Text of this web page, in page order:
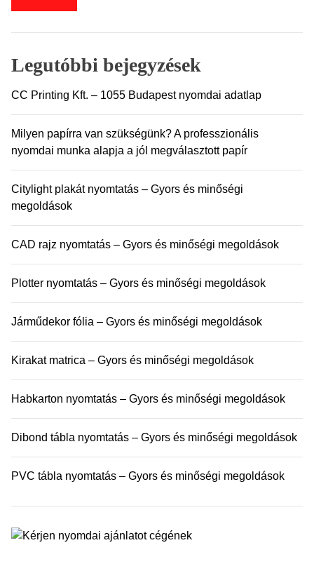
Legutóbbi bejegyzések
CC Printing Kft. – 1055 Budapest nyomdai adatlap
Milyen papírra van szükségünk? A professzionális
nyomdai munka alapja a jól megválasztott papír
Citylight plakát nyomtatás – Gyors és minőségi
megoldások
CAD rajz nyomtatás – Gyors és minőségi megoldások
Plotter nyomtatás – Gyors és minőségi megoldások
Járműdekor fólia – Gyors és minőségi megoldások
Kirakat matrica – Gyors és minőségi megoldások
Habkarton nyomtatás – Gyors és minőségi megoldások
Dibond tábla nyomtatás – Gyors és minőségi megoldások
PVC tábla nyomtatás – Gyors és minőségi megoldások